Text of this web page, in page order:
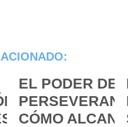
EL PODER DE
CÓMO